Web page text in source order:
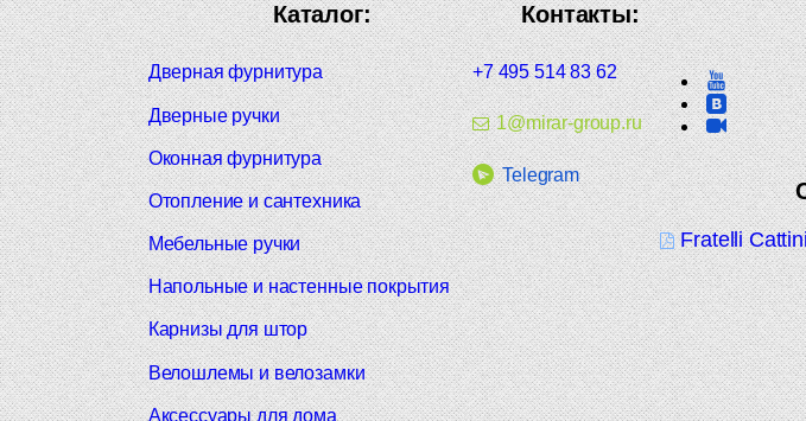
Fratelli
Контакты:
+7 495 514 83 62
1@mirar-group.ru
Telegram
Каталог:
Дверная фурнитура
Дверные ручки
Оконная фурнитура
Отопление и сантехника
Мебельные ручки
Напольные и настенные покрытия
Карнизы для штор
Велошлемы и велозамки
Аксессуары для дома